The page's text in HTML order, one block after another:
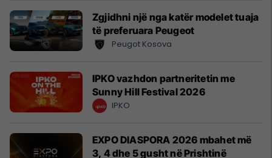
Zgjidhni një nga katër modelet tuaja
të preferuara Peugeot
Peugot Kosova
IPKO vazhdon partneritetin me
Sunny Hill Festival 2026
IPKO
EXPO DIASPORA 2026 mbahet më
3, 4 dhe 5 gusht në Prishtinë